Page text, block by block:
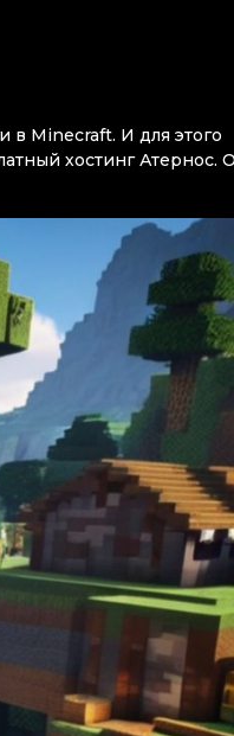
в Minecraft. И для этого
хостинг Атернос.